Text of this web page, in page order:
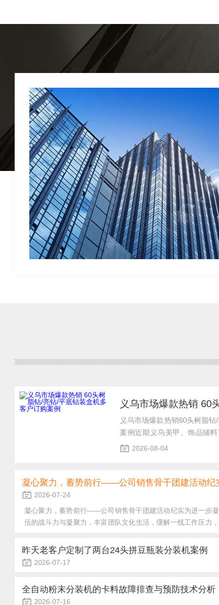
义乌市场爆款热销60头树脂
案例近期义乌美甲、饰品辅
亮钻、平底异形钻等跨境爆
的核心优势，...
2026-08-04
凝心聚力，蓄势前行——公司销售骨干团建活动纪
2026-07-24
凝心聚力，蓄势前行——公司销售骨干团建活动纪实为进一步
伍的战斗力与凝聚力，丰富团队文化生活，缓解一线工作压力
量。销售团队作为公司经营发展的核心力量，长期奋战在市场
骨干始终坚守岗位、迎难而上，凭借扎实的业务能力和拼搏的
昨天老客户定制了两台24头拼豆瓶装分装机案例
2026-07-17
台24头拼豆瓶装防静电分装机。该客户主营DIY拼豆成品加工
有人工分装设备效率低下、易串色、静电粘料等问题凸显，严
全自动粉末分装机的卡料故障排查与预防技术分析
2026-07-16